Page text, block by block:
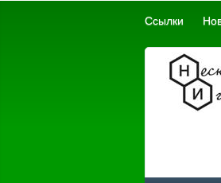
Ссылки